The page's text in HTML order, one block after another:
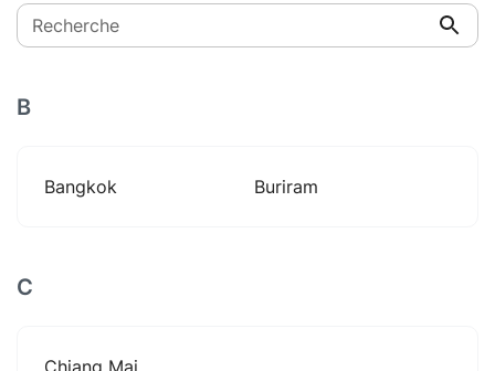
Recherche
B
Bangkok Buriram
C
Chiang Mai